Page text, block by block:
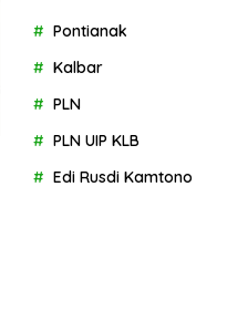
Pontianak
Kalbar
PLN
PLN UIP KLB
Edi Rusdi Kamtono